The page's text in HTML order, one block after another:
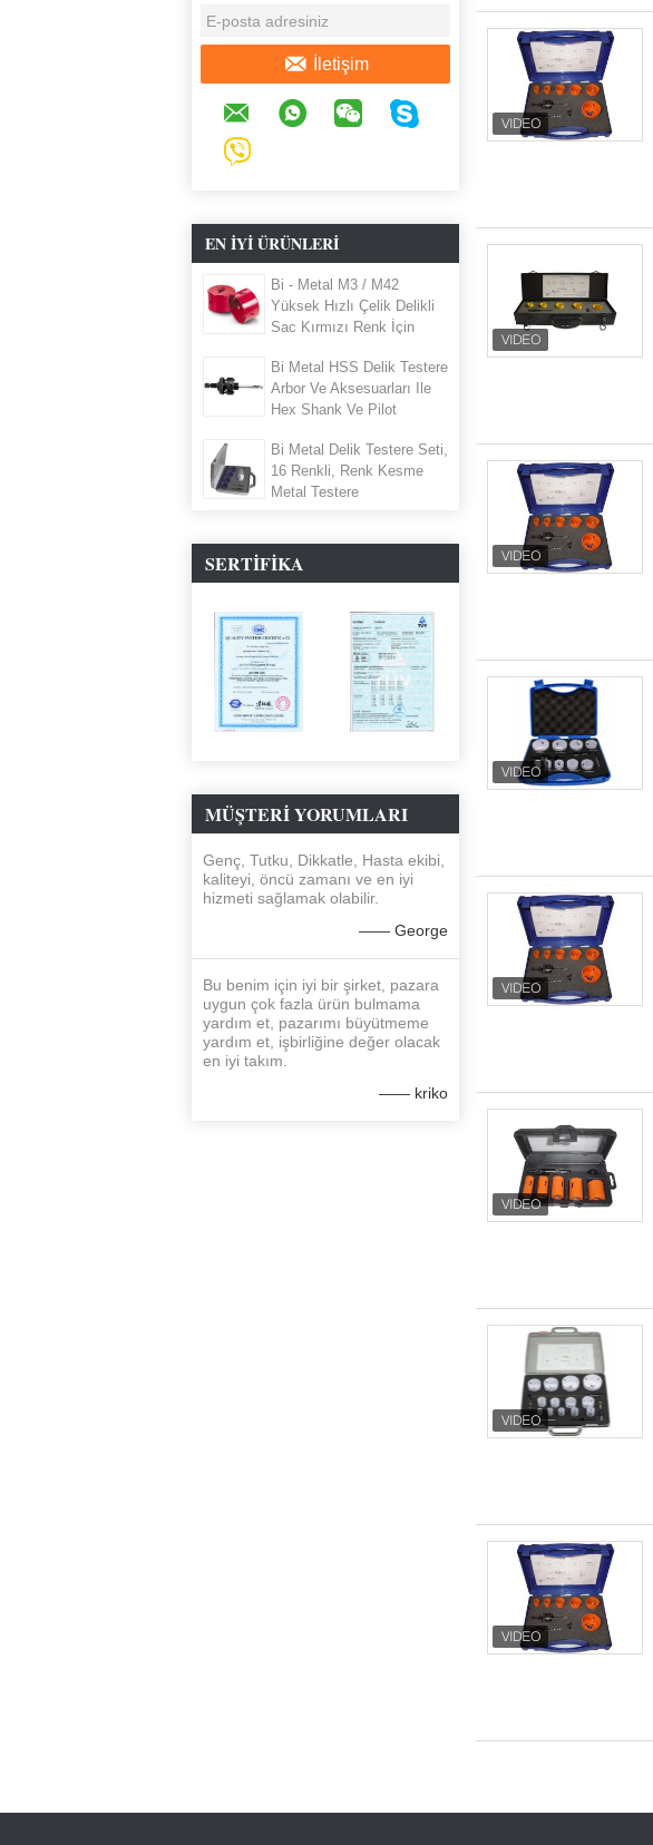
İletişim
EN IYI ÜRÜNLERI
Bi - Metal M3 / M42
Yüksek Hızlı Çelik Delikli
Sac Kırmızı Renk İçin
Bi Metal HSS Delik Testere
Arbor Ve Aksesuarları Ile
Hex Shank Ve Pilot
Bi Metal Delik Testere Seti,
16 Renkli, Renk Kesme
Metal Testere
SERTIFIKA
MÜŞTERI YORUMLARI
Genç, Tutku, Dikkatle, Hasta ekibi,
kaliteyi, öncü zamanı ve en iyi
hizmeti sağlamak olabilir.
—— George
Bu benim için iyi bir şirket, pazara
uygun çok fazla ürün bulmama
yardım et, pazarımı büyütmeme
yardım et, işbirliğine değer olacak
en iyi takım.
—— kriko